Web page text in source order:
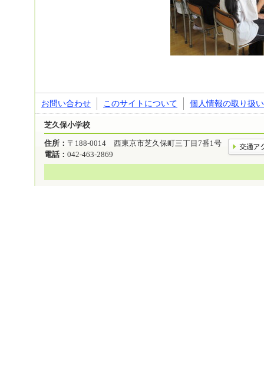
お問い合わせ このサイトについて 個人情報の取り扱い
芝久保小学校
住所： 〒188-0014 西東京市芝久保町三丁目7番1号
電話： 042-463-2869